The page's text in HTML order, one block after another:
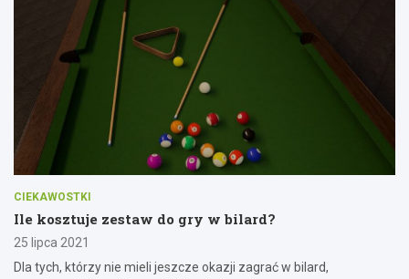
CIEKAWOSTKI
Ile kosztuje zestaw do gry w bilard?
25 lipca 2021
Dla tych, którzy nie mieli jeszcze okazji zagrać w bilard,